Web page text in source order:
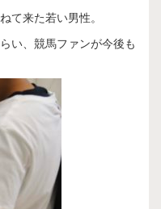
て来た若い男性。
い、競馬ファンが今後も